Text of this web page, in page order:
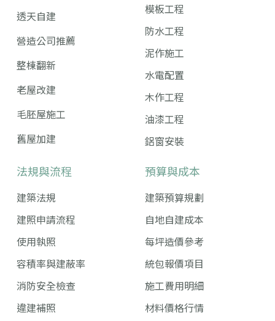
透天自建
營造公司推薦
整棟翻新
老屋改建
毛胚屋施工
舊屋加建
模板工程
防水工程
泥作施工
水電配置
木作工程
油漆工程
鋁窗安裝
法規與流程
建築法規
建照申請流程
使用執照
容積率與建蔽率
消防安全檢查
違建補照
預算與成本
建築預算規劃
自地自建成本
每坪造價參考
統包報價項目
施工費用明細
材料價格行情